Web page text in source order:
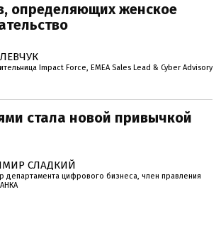
определяющих женское
Impact Force, EMEA Sales Lead & Cyber Advisory
стала новой привычкой
СЛАДКИЙ
департамента цифрового бизнеса, член правления